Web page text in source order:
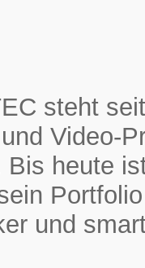
steht
Video-
heute
und